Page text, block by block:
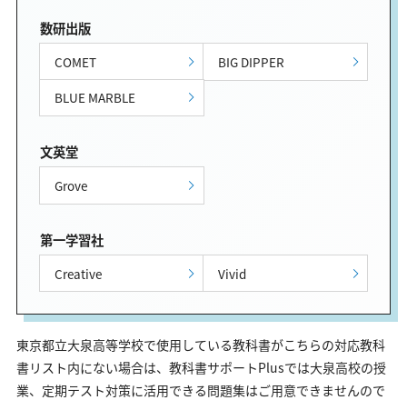
数研出版
COMET
BIG DIPPER
BLUE MARBLE
文英堂
Grove
第一学習社
Creative Vivid
東京都立大泉高等学校で使用している教科書がこちらの対応教科
書リスト内にない場合は、教科書サポートPlusでは大泉高校の授
業、定期テスト対策に活用できる問題集はご用意できませんので